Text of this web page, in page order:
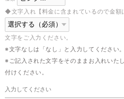
◆文字入れ【料金に含まれているので金額
文字をご入力ください。
※文字なしは「なし」と入力してください。
※ご記入された文字をそのままお入れいた
付けください。